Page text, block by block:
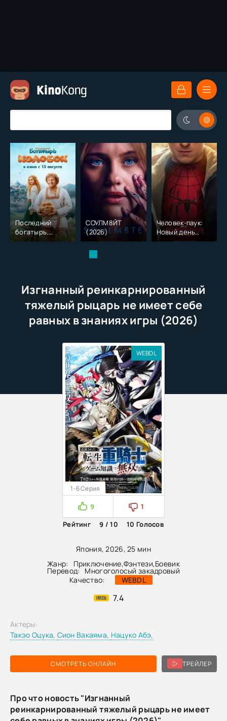
Последний
богатырь.
Колобок (2026)
СОУЛМ8ЙТ
(2026)
Человек-паук:
Новый день
(2026)
Изгнанный реинкарнированный
тяжелый рыцарь не имеет себе
равных в знаниях игры (2026)
Япония, 2026, 25 мин
Жанр:
Приключение,Фэнтези,Боевик
Перевод: Многоголосый закадровый
Качество:
WEBDL
7.4
WEBDL
1-6 Серия
9
1
Рейтинг
9 / 10 10 Голосов
СМОТРЕТЬ ОНЛАЙН ТРЕЙЛЕР
Актеры:
Такэо Оцука, Сион Вакаяма, Нацуко Абэ,
Про что новость "Изгнанный
реинкарнированный тяжелый рыцарь не имеет